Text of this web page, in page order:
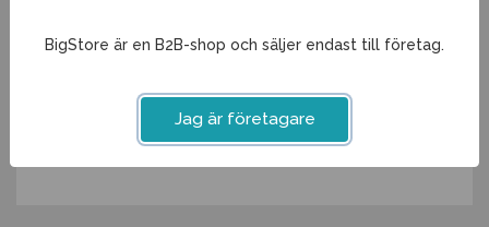
BigStore är en B2B-shop och säljer endast till företag.
Jag är företagare